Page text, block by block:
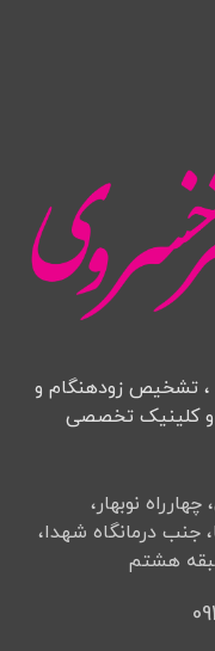
تشخیص زودهنگام و
و کلینیک تخصصی
۲۲ بهمن، چهارراه نوبهار،
جنب درمانگاه شهدا،
هشتم